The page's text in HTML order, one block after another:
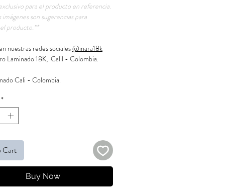
para el producto en referencia.
imágenes son sugerencias para
producto.**
nuestras redes sociales@inara18k
Laminado 18K, Calil - Colombia.
Cali - Colombia.
*
Cart
Buy Now